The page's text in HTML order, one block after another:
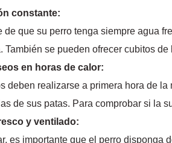
constante:
de que su perro tenga siempre agua
También se pueden ofrecer cubitos
en horas de calor:
deben realizarse a primera hora de
de sus patas. Para comprobar si la
y ventilado:
es importante que el perro disponga